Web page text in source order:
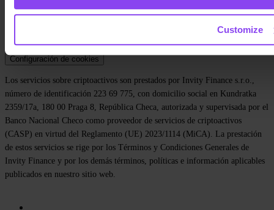
Customize
Carreras
Política de privacidadTérminos y condicionesPolítica de cookies
Configuración de cookies
Los servicios sobre criptoactivos son prestados por Invity Finance s.r.o.,
número de identificación 223 69 775, con domicilio social en Kundratka
2359/17a, 180 00 Praga 8, República Checa, autorizada y supervisada por el
Banco Nacional Checo como proveedor de servicios de criptoactivos
(CASP) en virtud del Reglamento (UE) 2023/1114 (MiCA). La prestación
de estos servicios se rige por los Términos y Condiciones Generales de
Invity Finance y por los demás términos, políticas e información aplicables
publicados en nuestro sitio web.